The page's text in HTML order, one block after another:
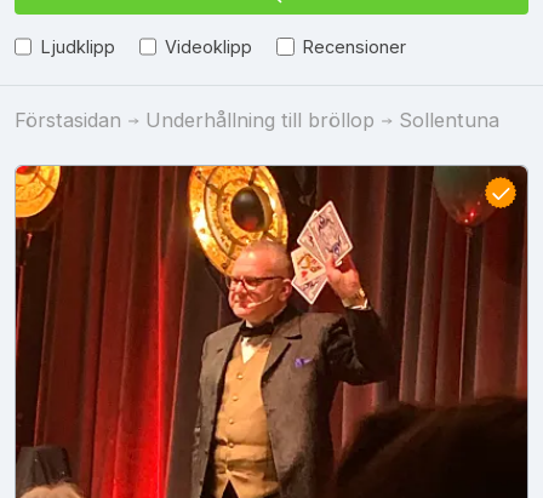
Ljudklipp Videoklipp Recensioner
Förstasidan Underhållning till bröllop Sollentuna